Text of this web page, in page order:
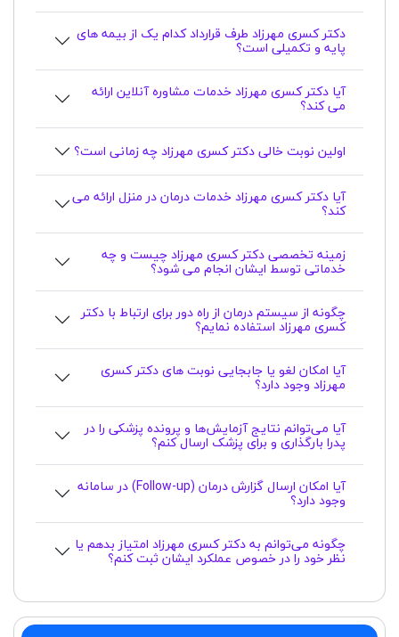
دکتر کسری مهرزاد طرف قرارداد کدام یک از بیمه های
پایه و تکمیلی است؟
آیا دکتر کسری مهرزاد خدمات مشاوره آنلاین ارائه
می کند؟
اولین نوبت خالی دکتر کسری مهرزاد چه زمانی است؟
آیا دکتر کسری مهرزاد خدمات درمان در منزل ارائه می
کند؟
زمینه تخصصی دکتر کسری مهرزاد چیست و چه
خدماتی توسط ایشان انجام می شود؟
چگونه از سیستم درمان از راه دور برای ارتباط با دکتر
کسری مهرزاد استفاده نمایم؟
آیا امکان لغو یا جابجایی نوبت های دکتر کسری
مهرزاد وجود دارد؟
آیا می‌توانم نتایج آزمایش‌ها و پرونده پزشکی را در
پدرا بارگذاری و برای پزشک ارسال کنم؟
آیا امکان ارسال گزارش درمان (Follow-up) در سامانه
وجود دارد؟
چگونه می‌توانم به دکتر کسری مهرزاد امتیاز بدهم یا
نظر خود را در خصوص عملکرد ایشان ثبت کنم؟